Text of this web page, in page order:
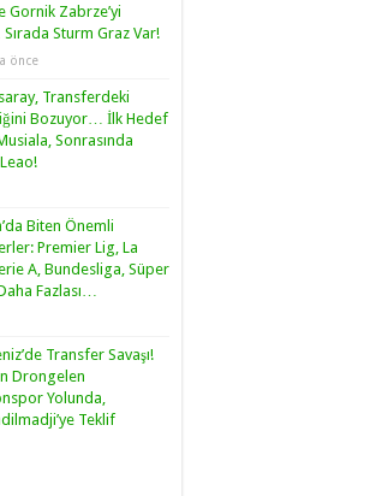
Gornik Zabrze’yi
Sturm Graz Var!
önce
Transferdeki
Bozuyor… İlk Hedef
Sonrasında
Biten Önemli
Premier Lig, La
A, Bundesliga, Süper
Fazlası…
Transfer Savaşı!
Drongelen
Yolunda,
Teklif